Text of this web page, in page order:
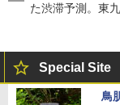
た渋滞予測。東
Special Site
鳥